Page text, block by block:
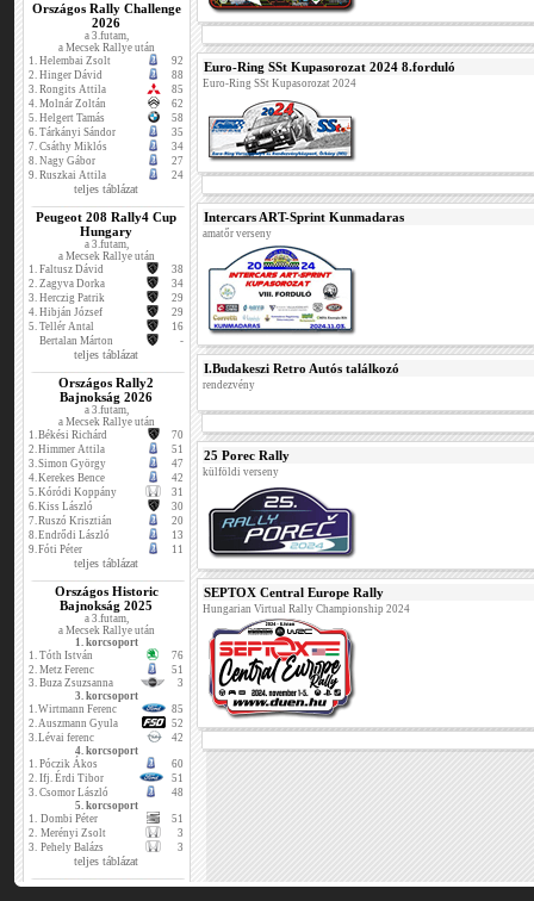
Országos Rally Challenge
2026
a 3.futam,
a Mecsek Rallye után
1. Helembai Zsolt
92
2. Hinger Dávid
88
3. Rongits Attila
85
4. Molnár Zoltán
62
5. Helgert Tamás
58
6. Tárkányi Sándor
35
7. Csáthy Miklós
34
8. Nagy Gábor
27
9. Ruszkai Attila 24
teljes táblázat
Peugeot 208 Rally4 Cup
Hungary
a 3.futam,
a Mecsek Rallye után
1. Faltusz Dávid
38
2. Zagyva Dorka
34
3. Herczig Patrik
29
4. Hibján József
29
5. Tellér Antal
16
Bertalan Márton
-
teljes táblázat
Országos Rally2
Bajnokság 2026
a 3.futam,
a Mecsek Rallye után
1.Békési Richárd
70
2.Himmer Attila
51
3.Simon György
47
4.Kerekes Bence
42
5.Kóródi Koppány
31
6.Kiss László
30
7.Ruszó Krisztián
20
8.Endrődi László
13
9.Fóti Péter 11
teljes táblázat
Országos Historic
Bajnokság 2025
a 3.futam,
a Mecsek Rallye után
1. korcsoport
1. Tóth István
76
2. Metz Ferenc
51
3. Buza Zsuzsanna
3
3. korcsoport
1.Wirtmann Ferenc
85
2.Auszmann Gyula
52
3.Lévai ferenc
42
4. korcsoport
1. Póczik Ákos
60
2. Ifj. Érdi Tibor
51
3. Csomor László
48
5. korcsoport
1. Dombi Péter
51
2. Merényi Zsolt
3
3. Pehely Balázs 3
teljes táblázat
Euro-Ring SSt Kupasorozat 2024 8.forduló
Euro-Ring SSt Kupasorozat 2024
Intercars ART-Sprint Kunmadaras
amatőr verseny
I.Budakeszi Retro Autós találkozó
rendezvény
25 Porec Rally
külföldi verseny
SEPTOX Central Europe Rally
Hungarian Virtual Rally Championship 2024